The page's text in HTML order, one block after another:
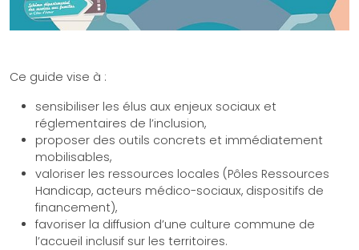
Ce guide vise à :
sensibiliser les élus aux enjeux sociaux et
réglementaires de l’inclusion,
proposer des outils concrets et immédiatement
mobilisables,
valoriser les ressources locales (Pôles Ressources
Handicap, acteurs médico-sociaux, dispositifs de
financement),
favoriser la diffusion d’une culture commune de
l’accueil inclusif sur les territoires.